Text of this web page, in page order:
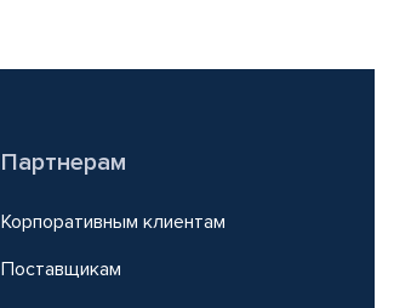
Партнерам
Корпоративным клиентам
Поставщикам